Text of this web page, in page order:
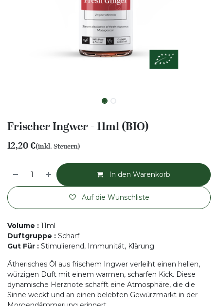
Frischer Ingwer - 11ml (BIO)
12,20€(inkl. Steuern)
In den Warenkorb
Auf die Wunschliste
Volume : 11ml
Duftgruppe : Scharf
Gut Für : Stimulierend, Immunität, Klärung
Ätherisches Öl aus frischem Ingwer verleiht einen hellen,
würzigen Duft mit einem warmen, scharfen Kick. Diese
dynamische Herznote schafft eine Atmosphäre, die die
Sinne weckt und an einen belebten Gewürzmarkt in der